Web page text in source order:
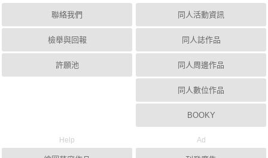
聯絡我們
檢舉與回報
許願池
同人活動資訊
同人誌作品
同人周邊作品
同人數位作品
BOOKY
Help Ad